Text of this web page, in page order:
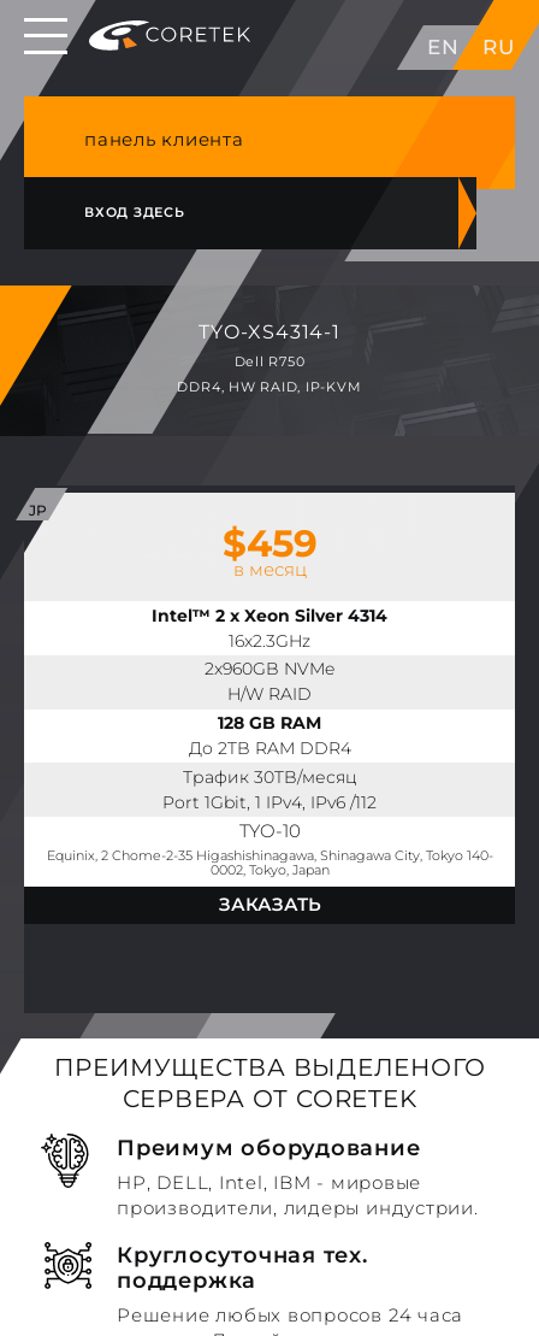
EN RU
Выделенные серверы в ЕС, Японии, ГК, США
NVME VPS & cPanel премиум хостинг в
панель клиента
ВХОД ЗДЕСЬ
TYO-XS4314-1
Dell R750
DDR4, HW RAID, IP-KVM
$459
в месяц
Intel™ 2 x Xeon Silver 4314
16x2.3GHz
2x960GB NVMe
H/W RAID
128 GB RAM
До 2TB RAM DDR4
Трафик 30TB/месяц
Port 1Gbit, 1 IPv4, IPv6 /112
TYO-10
Equinix, 2 Chome-2-35 Higashishinagawa, Shinagawa City, Tokyo 140-
0002, Tokyo, Japan
ЗАКАЗАТЬ
ПРЕИМУЩЕСТВА ВЫДЕЛЕНОГО
СЕРВЕРА ОТ CORETEK
Преимум оборудование
HP, DELL, Intel, IBM - мировые
производители, лидеры индустрии.
Круглосуточная тех.
поддержка
Решение любых вопросов 24 часа